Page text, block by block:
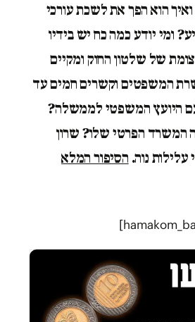
הוא הפך את לשכת עורכי
ומי יודע כמה כח יש בידיו
של שלטון החוק ומקיים
המשפטים וקשרים חמים עד
עם היועץ המשפטי לממשלה?
המשרד הפרטי שלו? שרון
נוה. הסיפור המלא